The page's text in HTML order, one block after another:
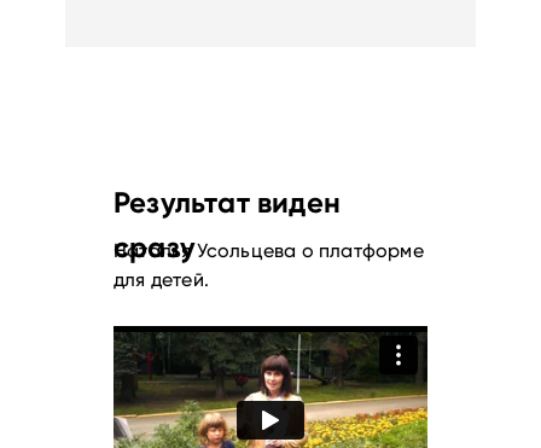
Результат виден
сразу
Наталья Усольцева о платформе
для детей.